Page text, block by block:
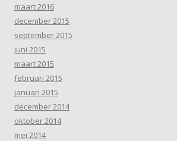
maart 2016
december 2015
september 2015
juni 2015
maart 2015
februari 2015
januari 2015
december 2014
oktober 2014
mei 2014